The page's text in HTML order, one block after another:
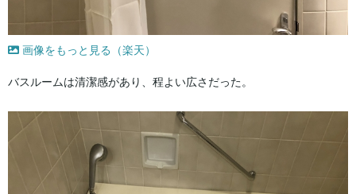
画像をもっと見る（楽天）
バスルームは清潔感があり、程よい広さだった。